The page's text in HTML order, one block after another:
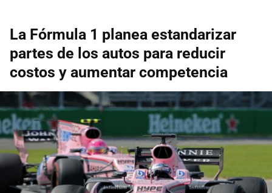
La Fórmula 1 planea estandarizar
partes de los autos para reducir
costos y aumentar competencia